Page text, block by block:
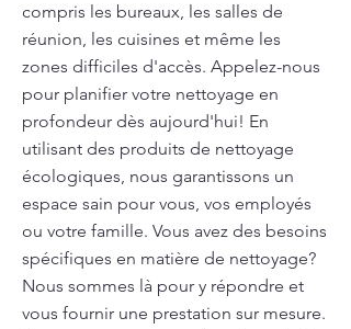
compris les bureaux, les salles de
réunion, les cuisines et même les
zones difficiles d'accès. Appelez-nous
pour planifier votre nettoyage en
profondeur dès aujourd'hui! En
utilisant des produits de nettoyage
écologiques, nous garantissons un
espace sain pour vous, vos employés
ou votre famille. Vous avez des besoins
spécifiques en matière de nettoyage?
Nous sommes là pour y répondre et
vous fournir une prestation sur mesure.